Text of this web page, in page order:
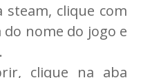
steam, clique com
nome do jogo e
clique na aba